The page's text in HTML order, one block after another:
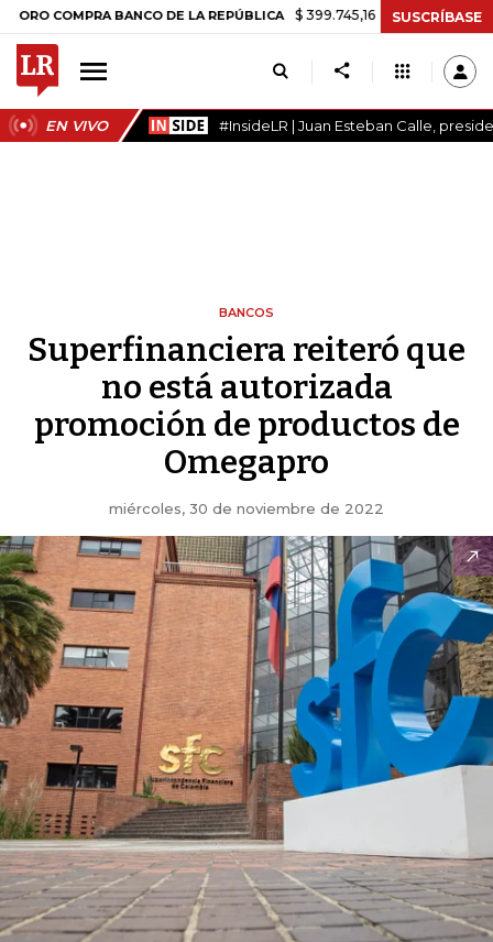
BANCO DE LA REPÚBLICA $ 399.745,16 +$ 2.295,71 +0,58%
SUSCRÍBASE
EN VIVO #InsideLR | Juan Esteban Calle,
BANCOS
Superfinanciera reiteró que
no está autorizada
promoción de productos de
Omegapro
miércoles, 30 de noviembre de 2022